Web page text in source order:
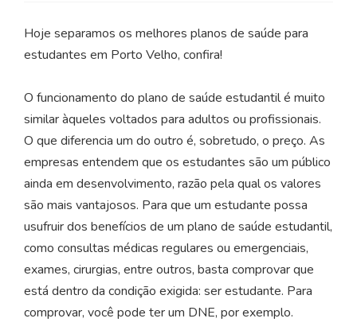
Hoje separamos os melhores planos de saúde para
estudantes em Porto Velho, confira!
O funcionamento do plano de saúde estudantil é muito
similar àqueles voltados para adultos ou profissionais.
O que diferencia um do outro é, sobretudo, o preço. As
empresas entendem que os estudantes são um público
ainda em desenvolvimento, razão pela qual os valores
são mais vantajosos. Para que um estudante possa
usufruir dos benefícios de um plano de saúde estudantil,
como consultas médicas regulares ou emergenciais,
exames, cirurgias, entre outros, basta comprovar que
está dentro da condição exigida: ser estudante. Para
comprovar, você pode ter um DNE, por exemplo.